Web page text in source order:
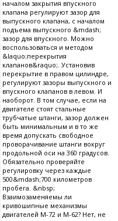
началом закрытия впускного
клапана регулируют зазор для
выпускного клапана, с началом
подъема выпускного &mdash;
зазор для впускного. Можно
воспользоваться и методом
&laquo;перекрытия
клапанов&raquo;. Установив
перекрытие в правом цилиндре,
регулируют зазоры выпускного и
впускного клапанов в левом. И
наоборот. В том случае, если на
двигателе стоят стальные
трубчатые штанги, зазор должен
быть минимальным и в то же
время допускать свободное
проворачивание штанги вокруг
продольной оси на 360 градусов.
Обязательно проверяйте
регулировку через каждые
500&mdash;700 километров
пробега. &nbsp;
Взаимозаменяемы ли
кривошипные механизмы
двигателей М-72 и М-62? Нет, не